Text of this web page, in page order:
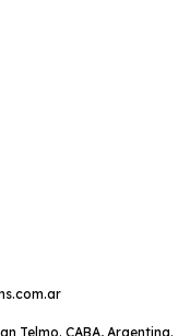
Telmo. CABA, Argentina.